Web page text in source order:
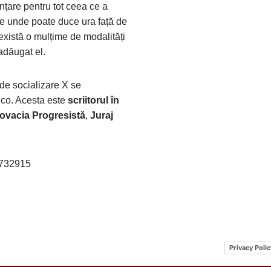
pentru tot ceea ce a
unde poate duce ura față de
o mulțime de modalități
el.
socializare X se
Acesta este scriitorul în
Progresistă, Juraj
Privacy